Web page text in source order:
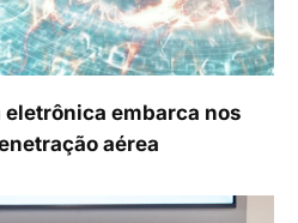
embarca nos
aérea